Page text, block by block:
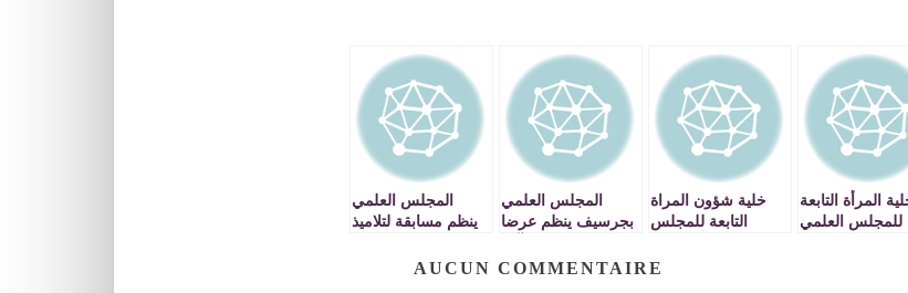
المرأة التابعة
للمجلس العلمي
خلية شؤون المراة
التابعة للمجلس
دينيا لفائدة النساء
المجلس العلمي
بجرسيف ينظم عرضا
التدخين بساحة بئر
المجلس العلمي
ينظم مسابقة لتلاميذ
حفظ القرآن الكريمAUCUN COMMENTAIRE